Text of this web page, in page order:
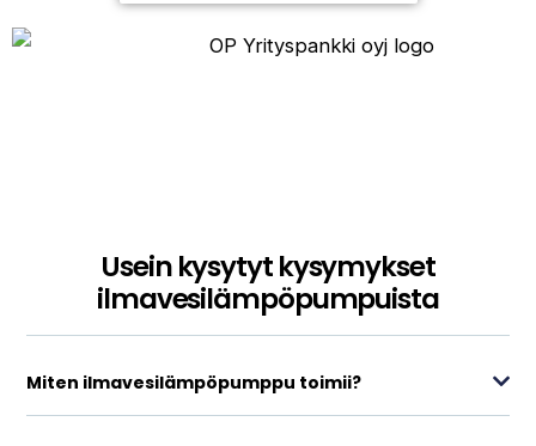
Usein kysytyt kysymykset
ilmavesilämpöpumpuista
Miten ilmavesilämpöpumppu toimii?